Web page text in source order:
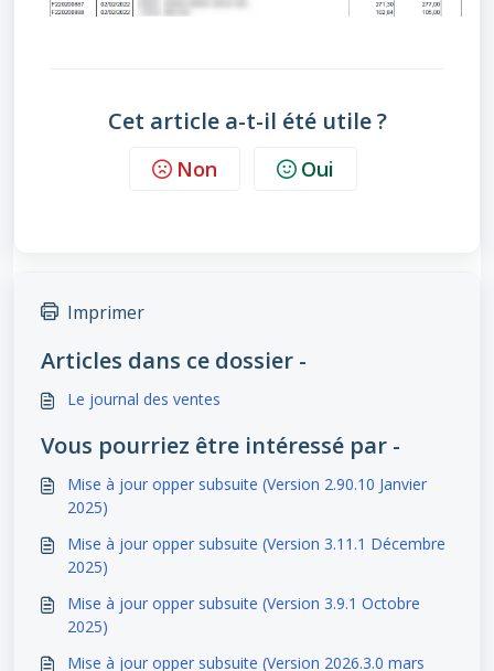
Cet article a-t-il été utile ?
Non Oui
Imprimer
Articles dans ce dossier -
Le journal des ventes
Vous pourriez être intéressé par -
Mise à jour opper subsuite (Version 2.90.10 Janvier
2025)
Mise à jour opper subsuite (Version 3.11.1 Décembre
2025)
Mise à jour opper subsuite (Version 3.9.1 Octobre
2025)
Mise à jour opper subsuite (Version 2026.3.0 mars